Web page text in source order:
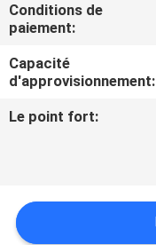
CONTACTEZ-
NOUS
NOUVELLES
UNE
CITATION
Conditions de
paiement:
Capacité
d'approvisionnement:
Le point fort: